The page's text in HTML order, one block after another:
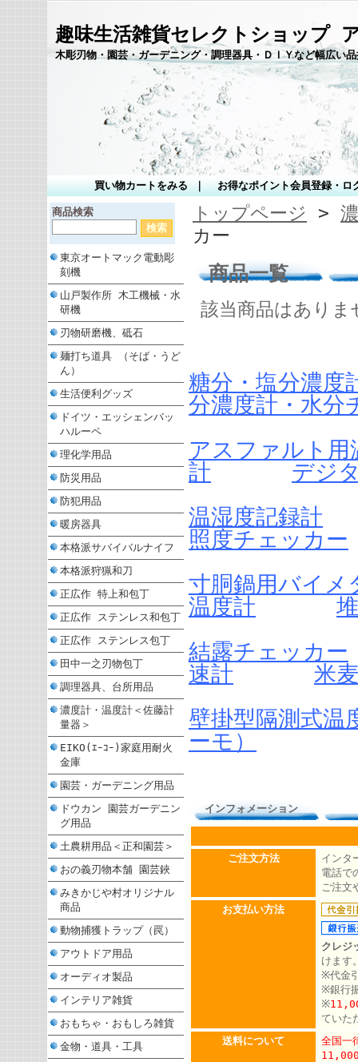
趣味生活雑貨セレクトショップ
木彫刃物・園芸・ガーデニング・調理器具・ＤＩＹなど幅広い
買い物カートをみる お得なポイント会員登録・ロ
商品検索
東京オートマック電動彫
刻機
山戸製作所 木工機械・水
研機
刃物研磨機、砥石
麺打ち道具 （そば・うど
ん）
生活便利グッズ
ドイツ・エッシェンバッ
ハルーペ
理化学用品
防災用品
防犯用品
暖房器具
本格派サバイバルナイフ
本格派狩猟和刀
正広作 特上和包丁
正広作 ステンレス和包丁
正広作 ステンレス包丁
田中一之刃物包丁
調理器具、台所用品
濃度計・温度計＜佐藤計
量器＞
EIKO(ｴｰｺｰ)家庭用耐火
金庫
園芸・ガーデニング用品
ドウカン 園芸ガーデニン
グ用品
土農耕用品＜正和園芸＞
おの義刃物本舗 園芸鋏
みきかじや村オリジナル
商品
動物捕獲トラップ（罠）
アウトドア用品
オーディオ製品
インテリア雑貨
おもちゃ・おもしろ雑貨
金物・道具・工具
トップページ >
カー
商品一覧
該当商品はありま
糖分・塩分濃度
分濃度計・水分
アスファルト用
計
デジ
温湿度記録計
照度チェッカー
寸胴鍋用バイメ
温度計
結露チェッカー
速計
米
壁掛型隔測式温
ーモ）
インフォメーション
ご注文方法
インタ
電話で
ご注文
お支払い方法
クレジ
けます
※代金
※銀行
※
ていた
送料について
全国一